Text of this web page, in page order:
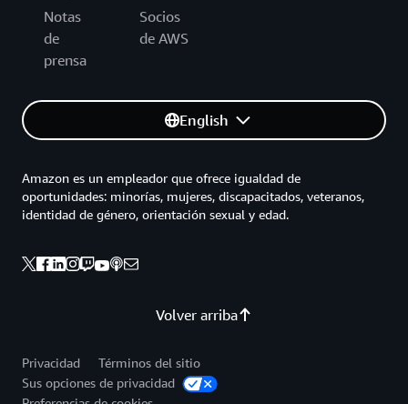
Notas
de
prensa
Socios
de AWS
English
Volver arriba
Amazon es un empleador que ofrece igualdad de
oportunidades: minorías, mujeres, discapacitados, veteranos,
identidad de género, orientación sexual y edad.
Privacidad
Términos del sitio
Sus opciones de privacidad